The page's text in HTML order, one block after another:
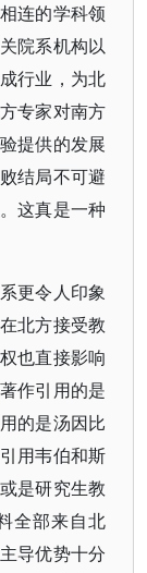
连的学科领
院系机构以
行业，为北
专家对南方
提供的发展
结局不可避
这真是一种
更令人印象
北方接受教
也直接影响
作引用的是
的是汤因比
用韦伯和斯
是研究生教
全部来自北
导优势十分